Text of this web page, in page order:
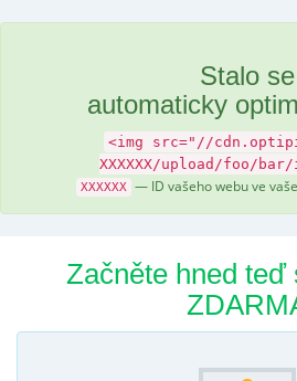
Stalo se
automaticky
<img src="//
XXXXXX/upload/foo/bar/
XXXXXX — ID vašeho webu ve
Začněte hned teď